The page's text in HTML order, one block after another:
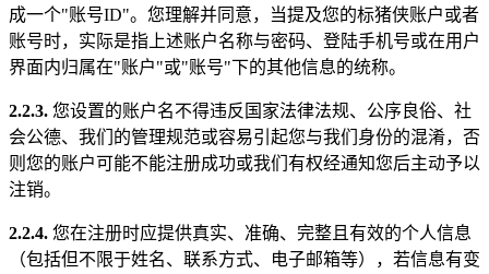
成一个"账号ID"。您理解并同意，当提及您的标猪侠账户或者
账号时，实际是指上述账户名称与密码、登陆手机号或在用户
界面内归属在"账户"或"账号"下的其他信息的统称。
2.2.3. 您设置的账户名不得违反国家法律法规、公序良俗、社
会公德、我们的管理规范或容易引起您与我们身份的混淆，否
则您的账户可能不能注册成功或我们有权经通知您后主动予以
注销。
2.2.4. 您在注册时应提供真实、准确、完整且有效的个人信息
（包括但不限于姓名、联系方式、电子邮箱等），若信息有变